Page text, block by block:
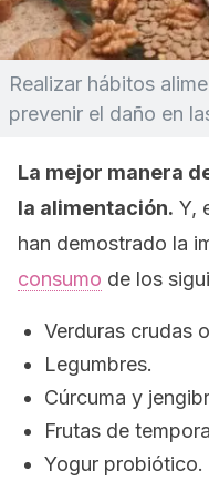
Realizar hábitos
prevenir el daño en
La mejor manera
la alimentación. Y,
han demostrado la
consumo de los
Verduras crudas
Legumbres.
Cúrcuma y
Frutas de
Yogur probiótico.